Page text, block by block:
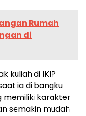
Rumah
di
kuliah di IKIP
ia di bangku
memiliki karakter
semakin mudah